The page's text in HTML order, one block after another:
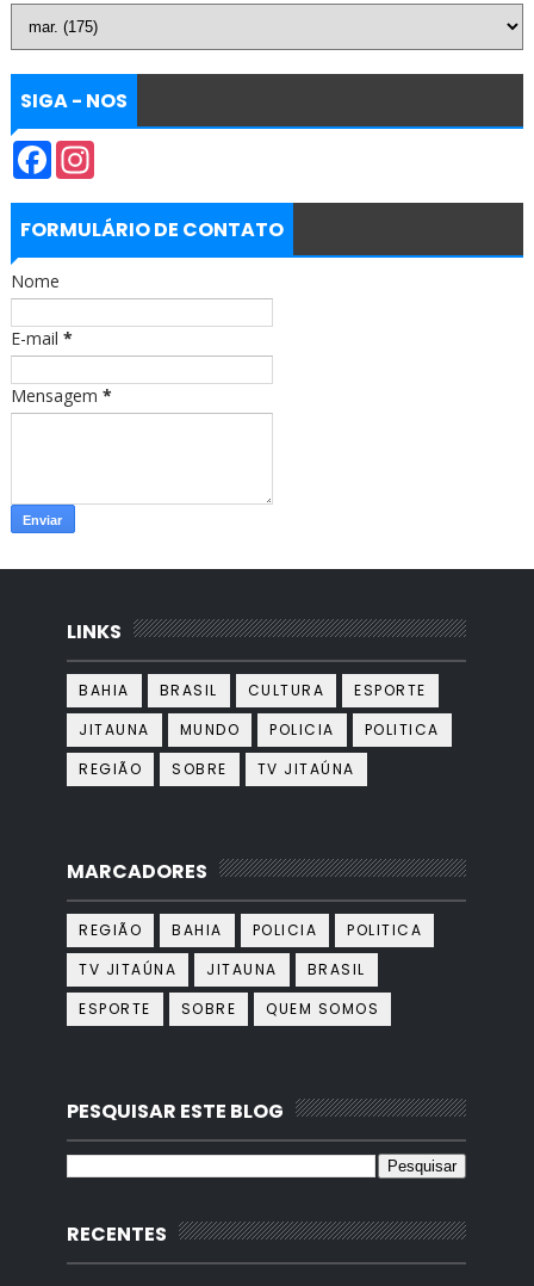
SIGA - NOS
F
e
b
o
k
I
t
a
r
m
FORMULÁRIO DE CONTATO
Nome
E-mail *
Mensagem *
LINKS
BAHIA BRASIL CULTURA
ESPORTE
JITAUNA
MUNDO POLICIA
POLITICA
REGIÃO
SOBRE TV JITAÚNA
MARCADORES
REGIÃO BAHIA POLICIA
POLITICA
TV JITAÚNA
JITAUNA
BRASIL
ESPORTE
SOBRE QUEM SOMOS
PESQUISAR ESTE BLOG
RECENTES